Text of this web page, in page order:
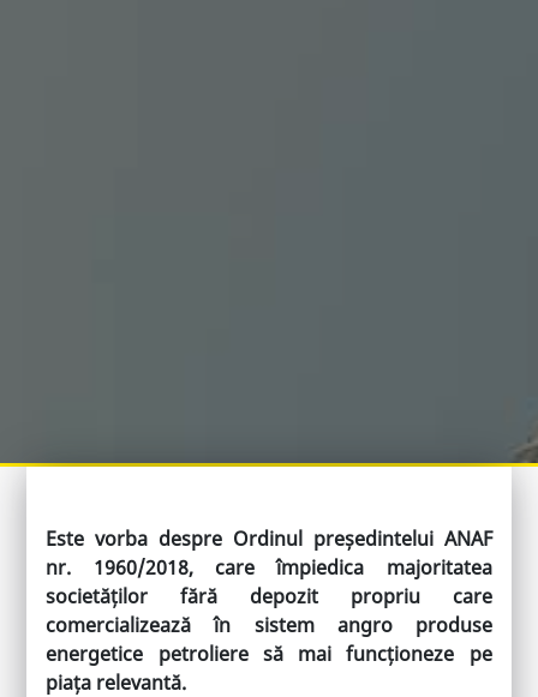
Este vorba despre Ordinul președintelui ANAF
nr. 1960/2018, care împiedica majoritatea
societăților fără depozit propriu care
comercializează în sistem angro produse
energetice petroliere să mai funcționeze pe
piața relevantă.